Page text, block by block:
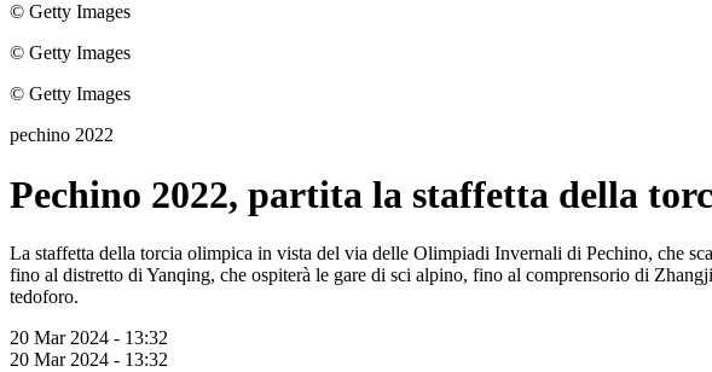
© Getty Images
© Getty Images
© Getty Images
pechino 2022
Pechino 2022, partita la staffetta della
La staffetta della torcia olimpica in vista del via delle Olimpiadi Invernali di Pechino, che
fino al distretto di Yanqing, che ospiterà le gare di sci alpino, fino al comprensorio di
tedoforo.
20 Mar 2024 - 13:32
20 Mar 2024 - 13:32